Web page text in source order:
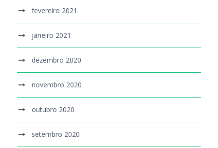
fevereiro 2021
janeiro 2021
dezembro 2020
novembro 2020
outubro 2020
setembro 2020